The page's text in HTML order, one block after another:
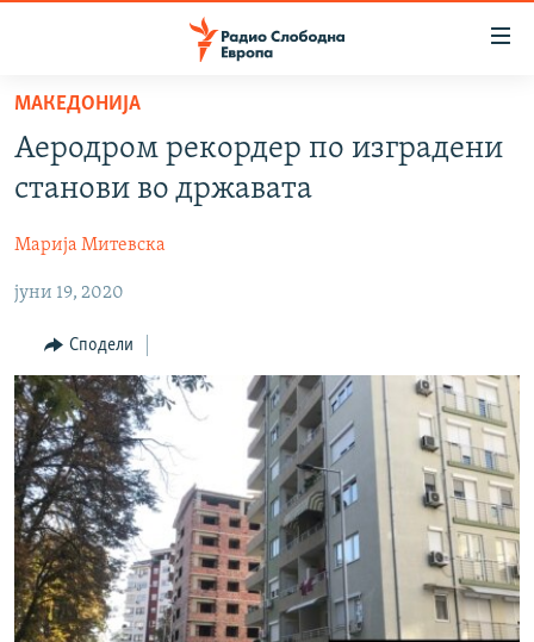
Оди
содржината
Оди
главната
Премини
СВЕТ
ВЕСТИ
ШТО ТРЕБА ДА ЗНАЕТЕ
ПРИЈАВИ СЕ ЗА ЊУЗЛЕТЕР
ПОДКАСТ ЗОШТО?
СЛЕДЕТЕ НЕ
РСЕ веб страници
МАКЕДОНИЈА
Аеродром рекордер по изградени
станови во државата
Марија Митевска
јуни 19, 2020
Сподели